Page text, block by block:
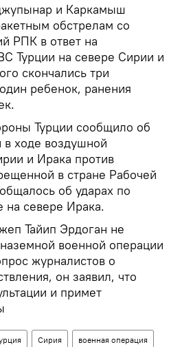
и Каркамыш
обстрелам со
РПК в ответ на
Турции на севере Сирии и
скончались три
ребенок, ранения
Турции сообщило об
ходе воздушной
и Ирака против
в стране Рабочей
об ударах по
на севере Ирака.
Тайип Эрдоган не
военной операции
журналистов о
он заявил, что
и примет
Сирия военная операция